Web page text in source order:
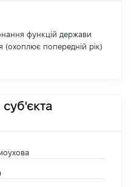
функцій держави
(охоплює попередній рік)